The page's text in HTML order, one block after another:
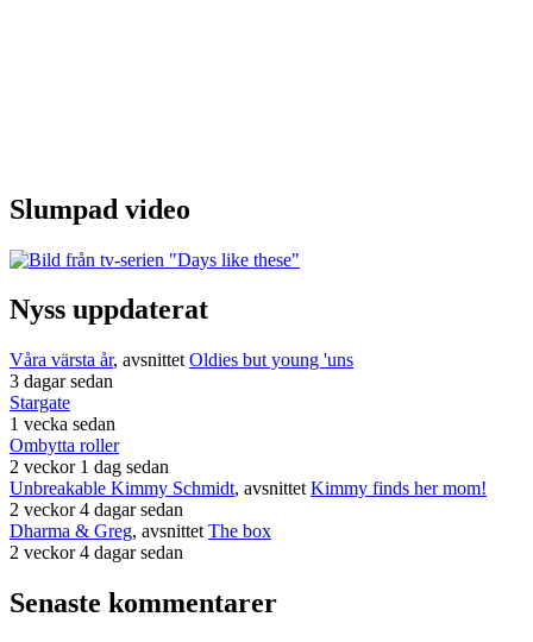
Slumpad video
Nyss uppdaterat
Våra värsta år, avsnittet Oldies but young 'uns
3 dagar sedan
Stargate
1 vecka sedan
Ombytta roller
2 veckor 1 dag sedan
Unbreakable Kimmy Schmidt, avsnittet Kimmy finds her mom!
2 veckor 4 dagar sedan
Dharma & Greg, avsnittet The box
2 veckor 4 dagar sedan
Senaste kommentarer